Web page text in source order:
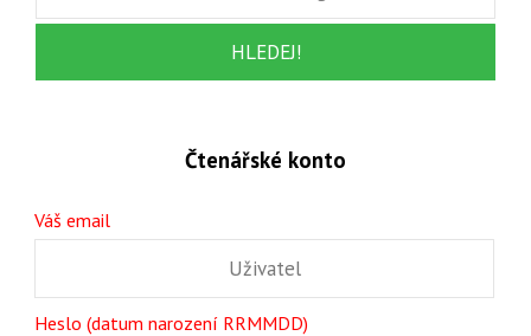
Čtenářské konto
Váš email
Heslo (datum narození RRMMDD)